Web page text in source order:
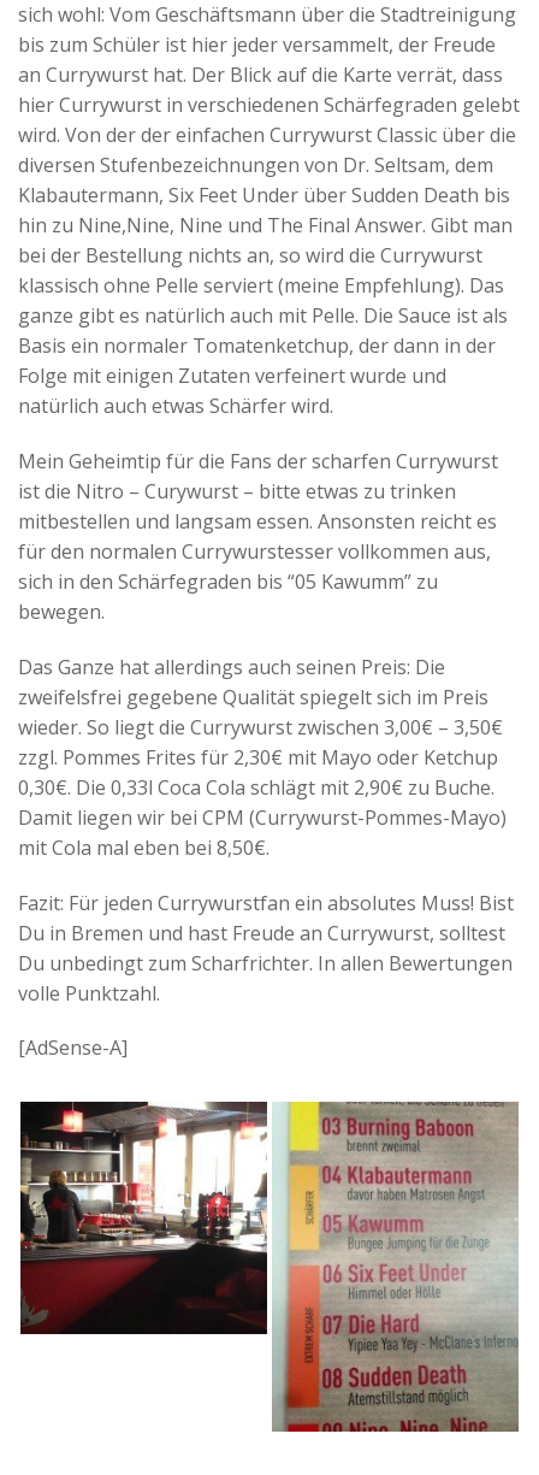
sich wohl: Vom Geschäftsmann über die Stadtreinigung
bis zum Schüler ist hier jeder versammelt, der Freude
an Currywurst hat. Der Blick auf die Karte verrät, dass
hier Currywurst in verschiedenen Schärfegraden gelebt
wird. Von der der einfachen Currywurst Classic über die
diversen Stufenbezeichnungen von Dr. Seltsam, dem
Klabautermann, Six Feet Under über Sudden Death bis
hin zu Nine,Nine, Nine und The Final Answer. Gibt man
bei der Bestellung nichts an, so wird die Currywurst
klassisch ohne Pelle serviert (meine Empfehlung). Das
ganze gibt es natürlich auch mit Pelle. Die Sauce ist als
Basis ein normaler Tomatenketchup, der dann in der
Folge mit einigen Zutaten verfeinert wurde und
natürlich auch etwas Schärfer wird.
Mein Geheimtip für die Fans der scharfen Currywurst
ist die Nitro – Curywurst – bitte etwas zu trinken
mitbestellen und langsam essen. Ansonsten reicht es
für den normalen Currywurstesser vollkommen aus,
sich in den Schärfegraden bis “05 Kawumm” zu
bewegen.
Das Ganze hat allerdings auch seinen Preis: Die
zweifelsfrei gegebene Qualität spiegelt sich im Preis
wieder. So liegt die Currywurst zwischen 3,00€ – 3,50€
zzgl. Pommes Frites für 2,30€ mit Mayo oder Ketchup
0,30€. Die 0,33l Coca Cola schlägt mit 2,90€ zu Buche.
Damit liegen wir bei CPM (Currywurst-Pommes-Mayo)
mit Cola mal eben bei 8,50€.
Fazit: Für jeden Currywurstfan ein absolutes Muss! Bist
Du in Bremen und hast Freude an Currywurst, solltest
Du unbedingt zum Scharfrichter. In allen Bewertungen
volle Punktzahl.
[AdSense-A]